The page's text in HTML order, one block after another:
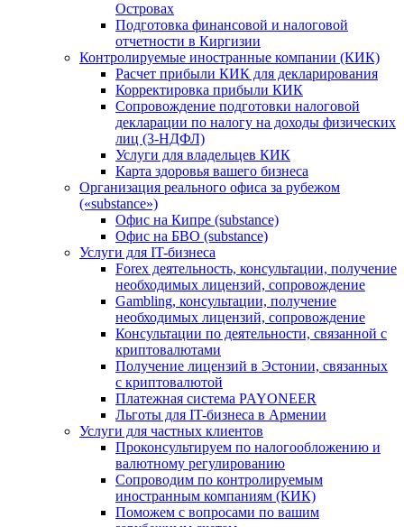
Островах
Подготовка финансовой и налоговой
отчетности в Киргизии
Контролируемые иностранные компании (КИК)
Расчет прибыли КИК для декларирования
Корректировка прибыли КИК
Сопровождение подготовки налоговой
декларации по налогу на доходы физических
лиц (3-НДФЛ)
Услуги для владельцев КИК
Карта здоровья вашего бизнеса
Организация реального офиса за рубежом
(«substance»)
Офис на Кипре (substance)
Офис на БВО (substance)
Услуги для IT-бизнеса
Forex деятельность, консультации, получение
необходимых лицензий, сопровождение
Gambling, консультации, получение
необходимых лицензий, сопровождение
Консультации по деятельности, связанной с
криптовалютами
Получение лицензий в Эстонии, связанных
с криптовалютой
Платежная система PAYONEER
Льготы для IT-бизнеса в Армении
Услуги для частных клиентов
Проконсультируем по налогообложению и
валютному регулированию
Сопроводим по контролируемым
иностранным компаниям (КИК)
Поможем с вопросами по вашим